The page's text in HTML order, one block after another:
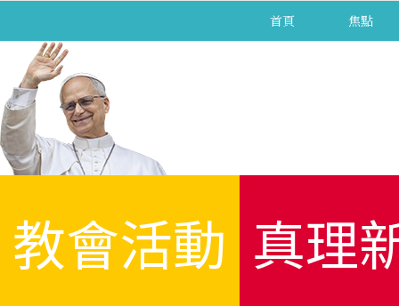
首頁 焦點
教會活動 真理